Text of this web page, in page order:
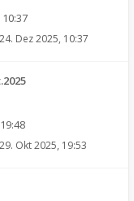
Dez 2025, 10:37
Okt 2025, 19:53